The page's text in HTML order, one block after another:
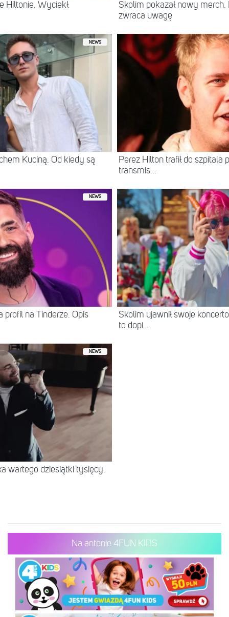
Hiltonie. Wyciekł
Skolim pokazał nowy
zwraca uwagę
NEWS
Kuciną. Od kiedy są
Perez Hilton trafił do szpitala
transmis...
NEWS
profil na Tinderze. Opis
Skolim ujawnił swoje
to dopi...
NEWS
wartego dziesiątki tysięcy.
Na antenie 4FUN KIDS